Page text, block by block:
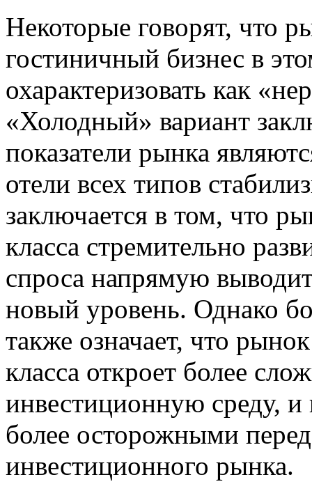
Некоторые говорят, что
гостиничный бизнес в
охарактеризовать как
«Холодный» вариант
показатели рынка
отели всех типов
заключается в том, что
класса стремительно
спроса напрямую
новый уровень. Однако
также означает, что
класса откроет более
инвестиционную среду, и
более осторожными
инвестиционного рынка.